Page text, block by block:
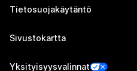
Tietosuojakäytäntö
Sivustokartta
Yksityisyysvalinnat